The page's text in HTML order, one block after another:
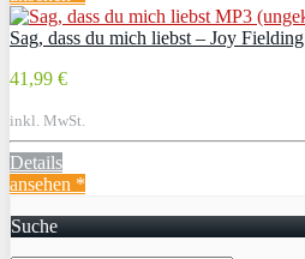
Sag, dass du mich liebst – Joy Fielding
41,99 €
inkl. MwSt.
Details
ansehen *
Suche